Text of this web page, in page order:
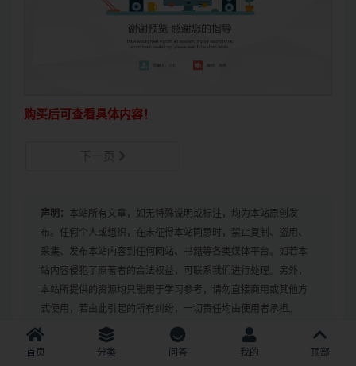
购买后可查看具体内容！
声明： 本站所有文章，如无特殊说明或标注，均为本站原创发
布。任何个人或组织，在未征得本站同意时，禁止复制、盗用、
采集、发布本站内容到任何网站、书籍等各类媒体平台。如若本
站内容侵犯了原著者的合法权益，可联系我们进行处理。另外，
本站所提供的资源均只能用于学习参考，请勿直接商用或其他方
式使用，若由此引起的所有纠纷，一切责任均由使用者承担。
首页 分类 问答 我的 顶部